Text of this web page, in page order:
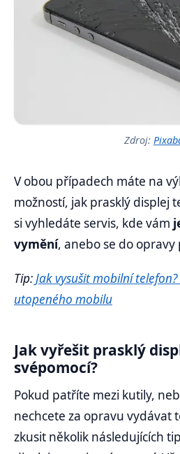
Zdroj:
V obou případech máte na
možností, jak prasklý displej
si vyhledáte servis, kde vám
vymění, anebo se do
Tip:Jak vysušit mobilní
utopeného mobilu
Jak vyřešit prasklý
svépomocí?
Pokud patříte mezi kutily,
nechcete za opravu vydávat
zkusit několik následujících